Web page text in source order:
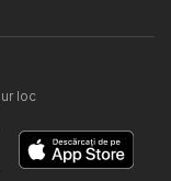
loc